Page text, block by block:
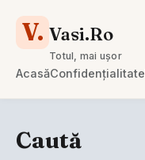
V. Vasi.Ro
Totul, mai ușor
AcasăConfidențialitate
Caută